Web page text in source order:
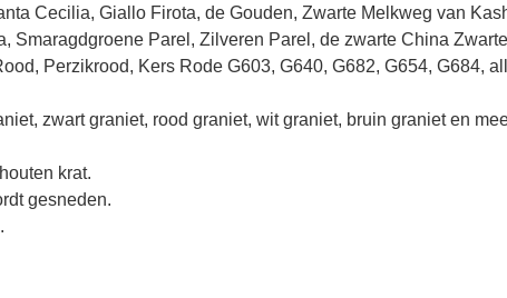
Cecilia, Giallo Firota, de Gouden, Zwarte Melkweg van
Smaragdgroene Parel, Zilveren Parel, de zwarte China
Perzikrood, Kers Rode G603, G640, G682, G654, G684,
zwart graniet, rood graniet, wit graniet, bruin graniet en
krat.
gesneden.